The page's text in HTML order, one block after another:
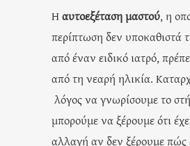
Ηαυτοεξέταση μαστού, η
περίπτωση δεν υποκαθιστά
από έναν ειδικό ιατρό,
από τη νεαρή ηλικία.
λόγος να γνωρίσουμε το
μπορούμε να ξέρουμε ότι
αλλαγή αν δεν ξέρουμε πώς